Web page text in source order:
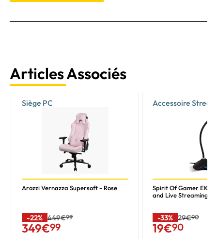
Articles Associés
Siège PC
Arozzi Vernazza Supersoft - Rose
-22% 449€99
349€99
Accessoire
Spirit Of Gamer
and Live Streaming
-33% 29€90
19€90